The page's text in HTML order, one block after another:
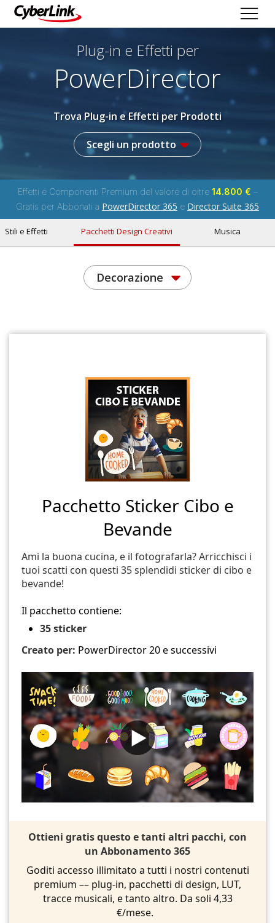
Plug-in e Effetti per
PowerDirector
Trova Plug-in e Effetti per Prodotti
Scegli un prodotto
Effetti e Componenti Premium del valore di oltre 14.800 € –
Gratis per Abbonati a PowerDirector 365 e Director Suite 365
Stili e Effetti Pacchetti Design Creativi Musica
Decorazione
Pacchetto Sticker Cibo e
Bevande
Ami la buona cucina, e il fotografarla? Arricchisci i
tuoi scatti con questi 35 splendidi sticker di cibo e
bevande!
Il pacchetto contiene:
35 sticker
Creato per: PowerDirector 20 e successivi
Ottieni gratis questo e tanti altri pacchi, con
un Abbonamento 365
Goditi accesso illimitato a tutti i nostri contenuti
premium –– plug-in, pacchetti di design, LUT,
tracce musicali, e tanto altro. Da soli 4,33
€/mese.